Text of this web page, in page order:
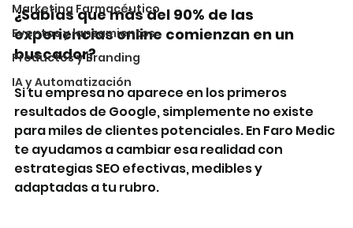
Marketing Farmacéutico
Eventos y lanzamientos
Productos y Branding
IA y Automatización
¿Sabías que más del 90% de las
experiencias online comienzan en un
buscador?
Si tu empresa no aparece en los primeros
resultados de Google, simplemente no existe
para miles de clientes potenciales. En Faro Medic
te ayudamos a cambiar esa realidad con
estrategias SEO efectivas, medibles y
adaptadas a tu rubro.